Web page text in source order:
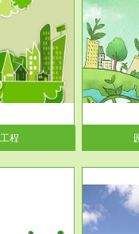
程
围
保管家
保部下发《关
护作用促进供
结...
围